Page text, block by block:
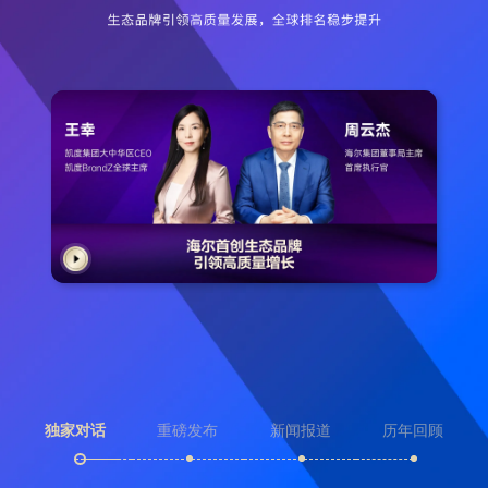
独家对话 重磅发布 新闻报道 历年回顾